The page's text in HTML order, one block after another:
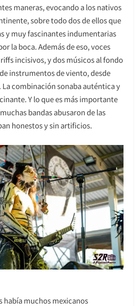
maneras, evocando a los nativos
sobre todo dos de ellos que
y muy fascinantes indumentarias
la boca. Además de eso, voces
incisivos, y dos músicos al fondo
instrumentos de viento, desde
La combinación sonaba auténtica y
Y lo que es más importante
bandas abusaron de las
honestos y sin artificios.
había muchos mexicanos